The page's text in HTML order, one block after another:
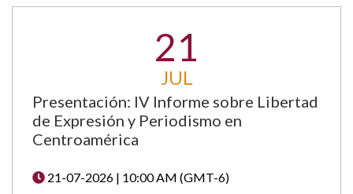
21
JUL
Presentación: IV Informe sobre Libertad
de Expresión y Periodismo en
Centroamérica
21-07-2026 | 10:00 AM (GMT-6)